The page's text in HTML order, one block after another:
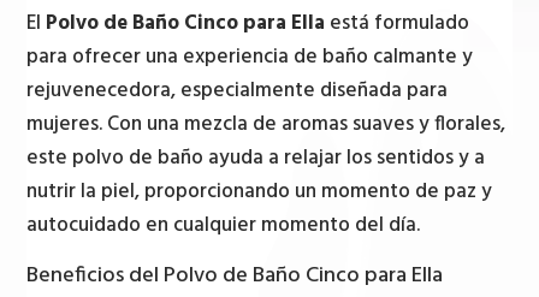
para
Ella
190gr
cantidad
El Polvo de Baño Cinco para Ella está formulado
para ofrecer una experiencia de baño calmante y
rejuvenecedora, especialmente diseñada para
mujeres. Con una mezcla de aromas suaves y florales,
este polvo de baño ayuda a relajar los sentidos y a
nutrir la piel, proporcionando un momento de paz y
autocuidado en cualquier momento del día.
Beneficios del Polvo de Baño Cinco para Ella